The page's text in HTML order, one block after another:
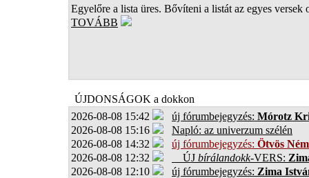
Egyelőre a lista üres. Bővíteni a listát az egyes versek
TOVÁBB
ÚJDONSÁGOK a dokkon
2026-08-08 15:42
új fórumbejegyzés: Mórotz
2026-08-08 15:16
Napló: az univerzum szélén
2026-08-08 14:32
új fórumbejegyzés: Ötvös
2026-08-08 12:32
ÚJ bírálandokk-VERS:
2026-08-08 12:10
új fórumbejegyzés: Zima